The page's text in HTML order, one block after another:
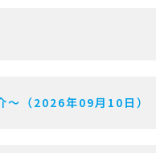
（2026年09月10日）